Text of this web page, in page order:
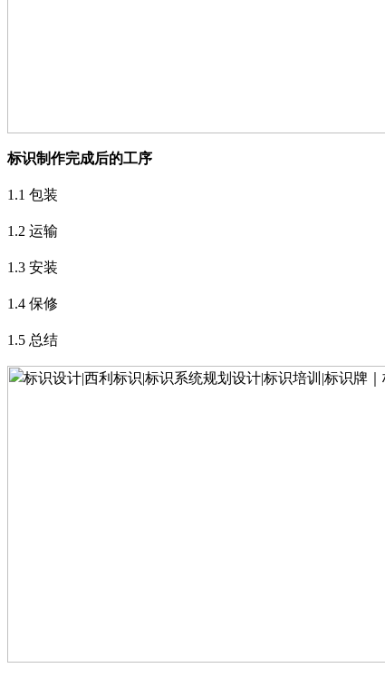
标识制作完成后的工序
1.1 包装
1.2 运输
1.3 安装
1.4 保修
1.5 总结